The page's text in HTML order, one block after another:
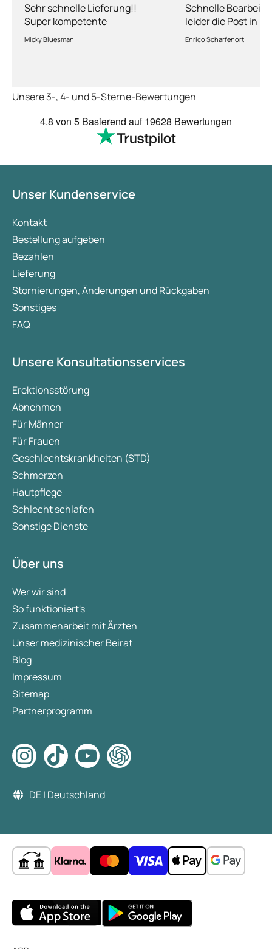
Sehr schnelle Lieferung!!
Super kompetente
Abhandlung!
Micky Bluesman
Schnelle
leider die Post in
kriegt es nicht hin
dauert obwohl ihr
richtig fix.
Enrico Scharfenort
Unsere 3-, 4- und 5-Sterne-Bewertungen
4.8 von 5 Basierend auf19628 Bewertungen
Unser Kundenservice
Kontakt
Bestellung aufgeben
Bezahlen
Lieferung
Stornierungen, Änderungen und Rückgaben
Sonstiges
FAQ
Unsere Konsultationsservices
Erektionsstörung
Abnehmen
Für Männer
Für Frauen
Geschlechtskrankheiten (STD)
Schmerzen
Hautpflege
Schlecht schlafen
Sonstige Dienste
Über uns
Wer wir sind
So funktioniert's
Zusammenarbeit mit Ärzten
Unser medizinischer Beirat
Blog
Impressum
Sitemap
Partnerprogramm
DE | Deutschland